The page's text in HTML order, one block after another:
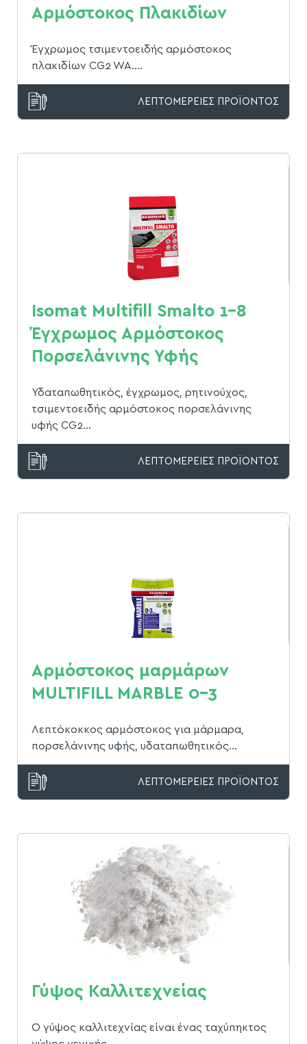
Αρμόστοκος Πλακιδίων
Έγχρωμος τσιμεντοειδής αρμόστοκος
πλακιδίων CG2 WA....
ΛΕΠΤΟΜΕΡΕΙΕΣ ΠΡΟΪΟΝΤΟΣ
Isomat Multifill Smalto 1-8
Έγχρωμος Αρμόστοκος
Πορσελάνινης Υφής
Υδαταπωθητικός, έγχρωμος, ρητινούχος,
τσιμεντοειδής αρμόστοκος πορσελάνινης
υφής CG2...
ΛΕΠΤΟΜΕΡΕΙΕΣ ΠΡΟΪΟΝΤΟΣ
Αρμόστοκος μαρμάρων
MULTIFILL MARBLE 0-3
Λεπτόκοκκος αρμόστοκος για μάρμαρα,
πορσελάνινης υφής, υδαταπωθητικός...
ΛΕΠΤΟΜΕΡΕΙΕΣ ΠΡΟΪΟΝΤΟΣ
Γύψος Καλλιτεχνείας
Ο γύψος καλλιτεχνίας είναι ένας ταχύπηκτος